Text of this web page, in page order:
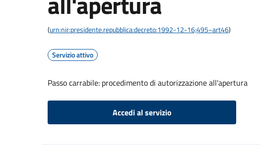
(urn:nir:presidente.repubblica:decreto:1992-12-16;495~art46)
Servizio attivo
Passo carrabile: procedimento di autorizzazione all'apertura
Accedi al servizio